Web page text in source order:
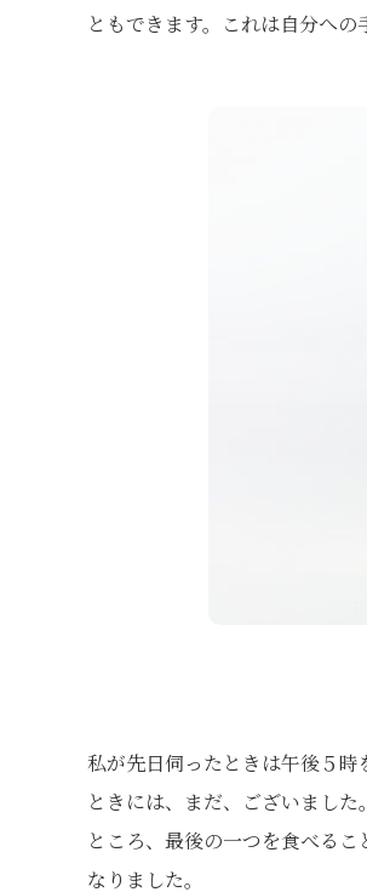
ともできます。これは自分へ
私が先日伺ったときは午後５
ときには、まだ、ございまし
ところ、最後の一つを食べる
なりました。